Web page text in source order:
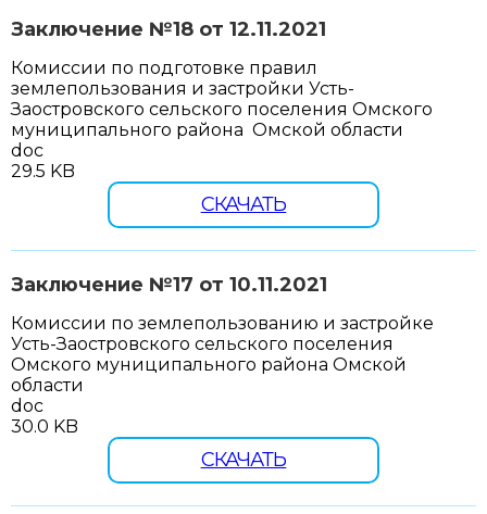
Заключение №18 от 12.11.2021
Комиссии по подготовке правил
землепользования и застройки Усть-
Заостровского сельского поселения Омского
муниципального района Омской области
doc
29.5 KB
СКАЧАТЬ
Заключение №17 от 10.11.2021
Комиссии по землепользованию и застройке
Усть-Заостровского сельского поселения
Омского муниципального района Омской
области
doc
30.0 KB
СКАЧАТЬ